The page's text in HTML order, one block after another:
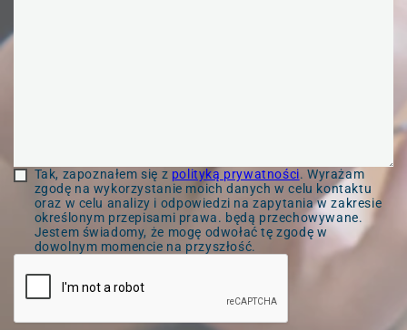
Tak, zapoznałem się z polityką prywatności. Wyrażam
zgodę na wykorzystanie moich danych w celu kontaktu
oraz w celu analizy i odpowiedzi na zapytania w zakresie
określonym przepisami prawa. będą przechowywane.
Jestem świadomy, że mogę odwołać tę zgodę w
dowolnym momencie na przyszłość.